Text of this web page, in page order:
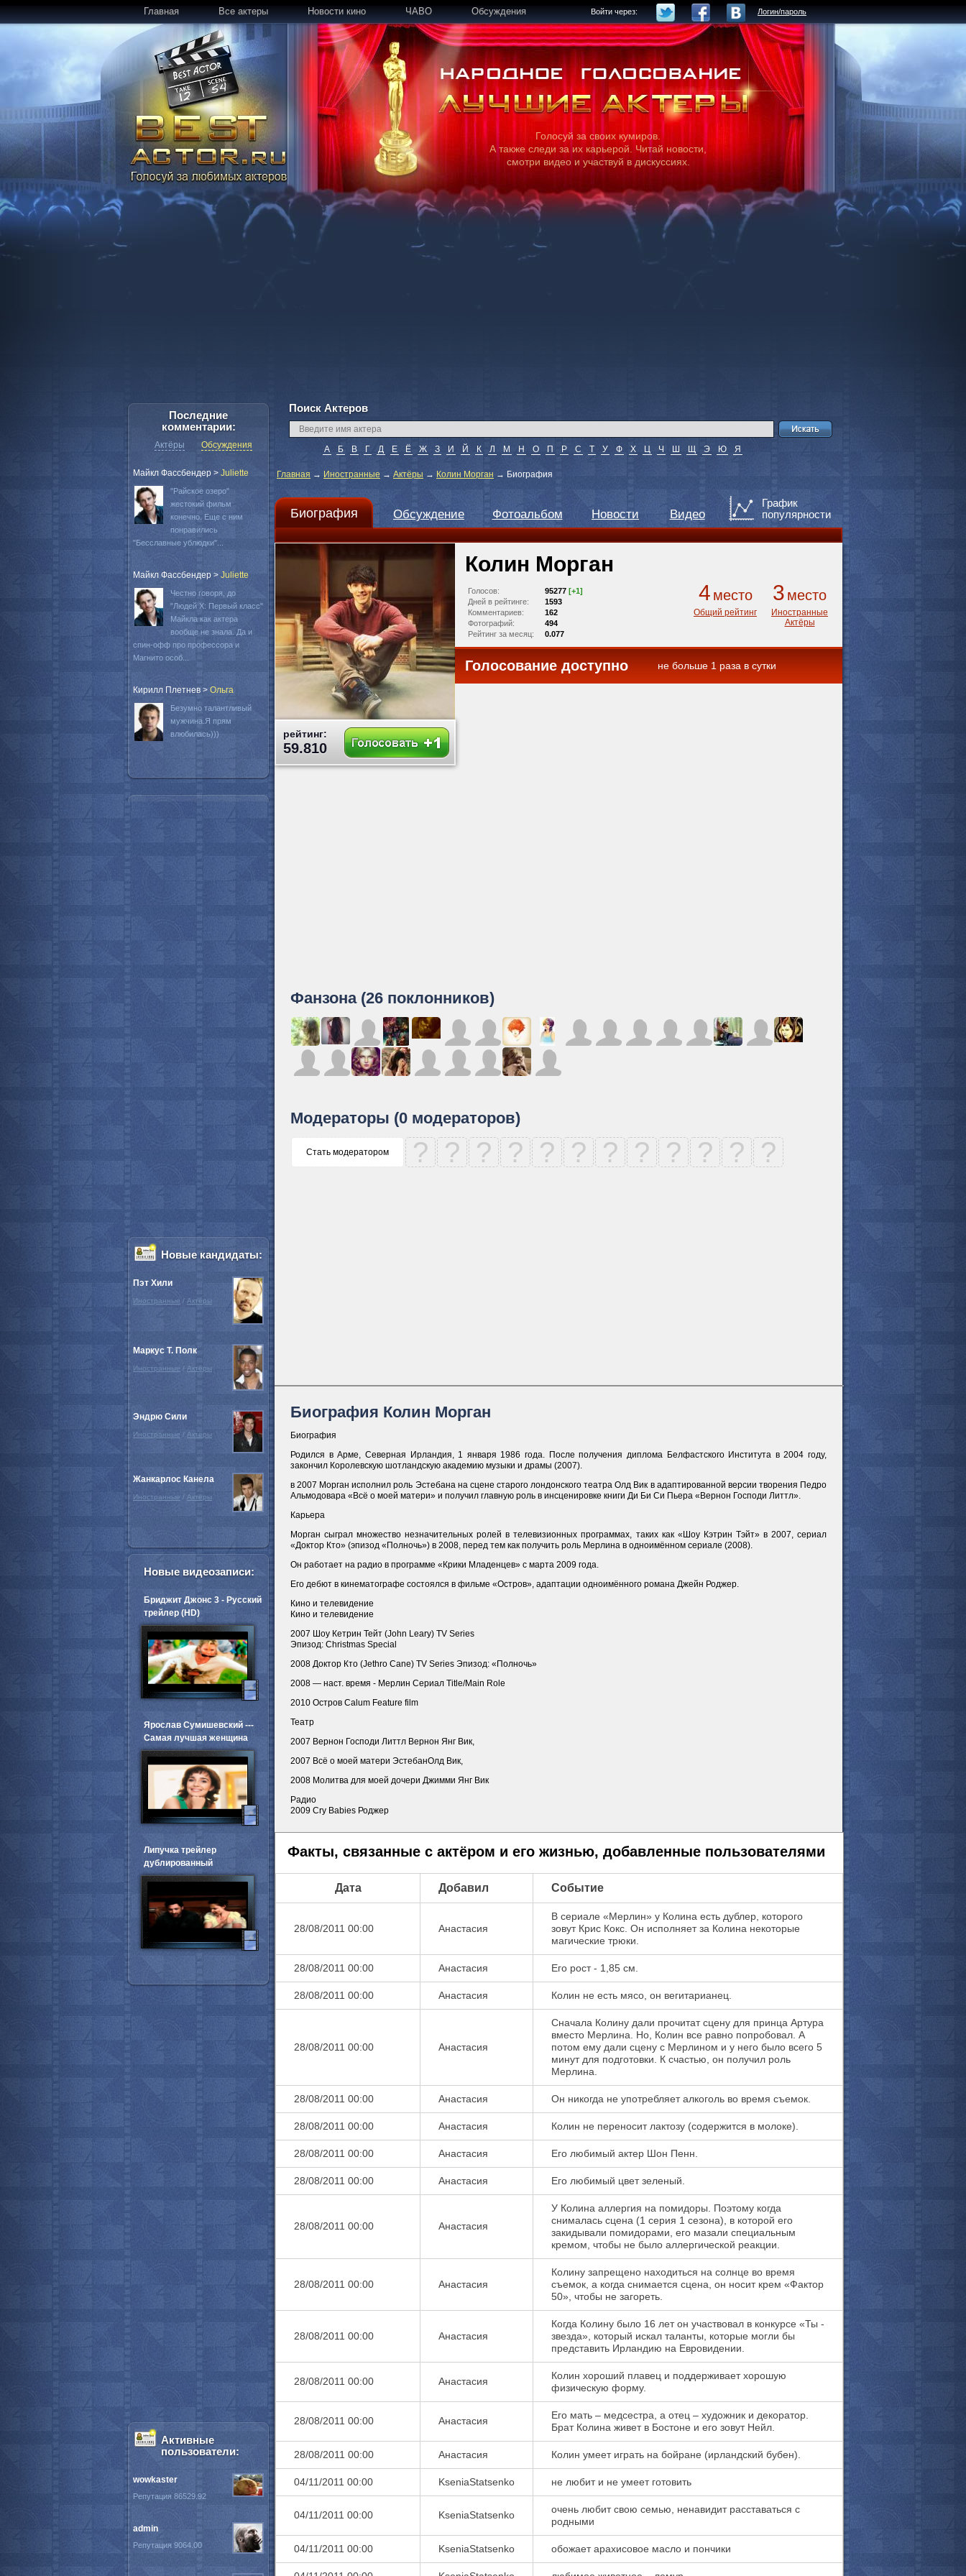
Главная Все актеры Новости кино ЧАВО Обсуждения Войти через: Логин/пароль
Голосуй за своих кумиров.
А также следи за их карьерой. Читай новости,
смотри видео и участвуй в дискуссиях.
Поиск Актеров
А Б В Г Д Е Ё Ж З И Й К Л М Н О П Р С Т У Ф Х Ц Ч Ш Щ Э Ю Я
Главная → Иностранные → Актёры → Колин Морган → Биография
Биография Обсуждение Фотоальбом Новости Видео
График
популярности
рейтинг:
59.810
Колин Морган
4 место
Общий рейтинг
3 место
Иностранные
Актёры
Голосов: 95277 [+1]
Дней в рейтинге:
1593
Комментариев:
162
Фотографий:
494
Рейтинг за месяц:
0.077
Голосование доступно не больше 1 раза в сутки
Фанзона (26 поклонников)
Модераторы (0 модераторов)
Стать модератором ? ? ? ? ? ? ? ? ? ? ? ?
Биография Колин Морган
Биография
Родился в Арме, Северная Ирландия, 1 января 1986 года. После получения диплома Белфастского Института в 2004 году,
закончил Королевскую шотландскую академию музыки и драмы (2007).
в 2007 Морган исполнил роль Эстебана на сцене старого лондонского театра Олд Вик в адаптированной версии творения Педро
Альмодовара «Всё о моей матери» и получил главную роль в инсценировке книги Ди Би Си Пьера «Вернон Господи Литтл».
Карьера
Морган сыграл множество незначительных ролей в телевизионных программах, таких как «Шоу Кэтрин Тэйт» в 2007, сериал
«Доктор Кто» (эпизод «Полночь») в 2008, перед тем как получить роль Мерлина в одноимённом сериале (2008).
Он работает на радио в программе «Крики Младенцев» с марта 2009 года.
Его дебют в кинематографе состоялся в фильме «Остров», адаптации одноимённого романа Джейн Роджер.
Кино и телевидение
Кино и телевидение
2007 Шоу Кетрин Тейт (John Leary) TV Series
Эпизод: Christmas Special
2008 Доктор Кто (Jethro Cane) TV Series Эпизод: «Полночь»
2008 — наст. время - Мерлин Сериал Title/Main Role
2010 Остров Calum Feature film
Театр
2007 Вернон Господи Литтл Вернон Янг Вик,
2007 Всё о моей матери ЭстебанОлд Вик,
2008 Молитва для моей дочери Джимми Янг Вик
Радио
2009 Cry Babies Роджер
Факты, связанные с актёром и его жизнью, добавленные пользователями
Дата Добавил Событие
28/08/2011 00:00 Aнастасия
В сериале «Мерлин» у Колина есть дублер, которого
зовут Крис Кокс. Он исполняет за Колина некоторые
магические трюки.
28/08/2011 00:00 Aнастасия Его рост - 1,85 см.
28/08/2011 00:00 Aнастасия Колин не есть мясо, он вегитарианец.
28/08/2011 00:00 Aнастасия
Сначала Колину дали прочитат сцену для принца Артура
вместо Мерлина. Но, Колин все равно попробовал. А
потом ему дали сцену с Мерлином и у него было всего 5
минут для подготовки. К счастью, он получил роль
Мерлина.
28/08/2011 00:00 Aнастасия Он никогда не употребляет алкоголь во время съемок.
28/08/2011 00:00 Aнастасия Колин не переносит лактозу (содержится в молоке).
28/08/2011 00:00 Aнастасия Его любимый актер Шон Пенн.
28/08/2011 00:00 Aнастасия Его любимый цвет зеленый.
28/08/2011 00:00 Aнастасия
У Колина аллергия на помидоры. Поэтому когда
снималась сцена (1 серия 1 сезона), в которой его
закидывали помидорами, его мазали специальным
кремом, чтобы не было аллергической реакции.
28/08/2011 00:00 Aнастасия
Колину запрещено находиться на солнце во время
съемок, а когда снимается сцена, он носит крем «Фактор
50», чтобы не загореть.
28/08/2011 00:00 Aнастасия
Когда Колину было 16 лет он участвовал в конкурсе «Ты -
звезда», который искал таланты, которые могли бы
представить Ирландию на Евровидении.
28/08/2011 00:00 Aнастасия
Колин хороший плавец и поддерживает хорошую
физическую форму.
28/08/2011 00:00 Aнастасия
Его мать – медсестра, а отец – художник и декоратор.
Брат Колина живет в Бостоне и его зовут Нейл.
28/08/2011 00:00 Aнастасия Колин умеет играть на бойране (ирландский бубен).
04/11/2011 00:00 KseniaStatsenko не любит и не умеет готовить
04/11/2011 00:00 KseniaStatsenko
очень любит свою семью, ненавидит расставаться с
родными
04/11/2011 00:00 KseniaStatsenko обожает арахисовое масло и пончики
Последние
комментарии:
Актёры Обсуждения
Майкл Фассбендер > Juliette
"Райское озеро"
жестокий фильм
конечно. Еще с ним
понравились
"Бесславные ублюдки"...
Майкл Фассбендер > Juliette
Честно говоря, до
"Людей Х: Первый класс"
Майкла как актера
вообще не знала. Да и
спин-офф про профессора и
Магнито особ...
Кирилл Плетнев > Oльга
Безумно талантливый
мужчина.Я прям
влюбилась)))
Новые кандидаты:
Пэт Хили
Иностранные / Актёры
Маркус Т. Полк
Иностранные / Актёры
Эндрю Сили
Иностранные / Актёры
Жанкарлос Канела
Иностранные / Актёры
все актёры
Новые видеозаписи:
Бриджит Джонс 3 - Русский
трейлер (HD)
Ярослав Сумишевский ---
Самая лучшая женщина
Липучка трейлер
дублированный
смотреть всё
Активные
пользователи:
wowkaster
Репутация 86529.92
admin
Репутация 9064.00